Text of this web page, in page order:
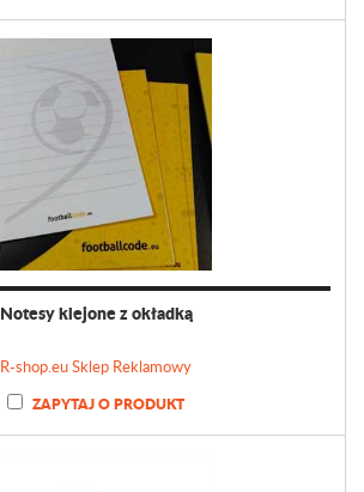
Notesy klejone z okładką
R-shop.eu Sklep Reklamowy
ZAPYTAJ O PRODUKT